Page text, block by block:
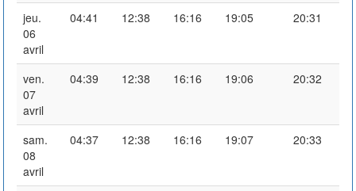
jeu.
06
avril
04:41 12:38 16:16 19:05 20:31
ven.
07
avril
04:39 12:38 16:16 19:06 20:32
sam.
08
avril
04:37 12:38 16:16 19:07 20:33